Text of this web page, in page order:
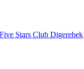
Stars Club Digerebek